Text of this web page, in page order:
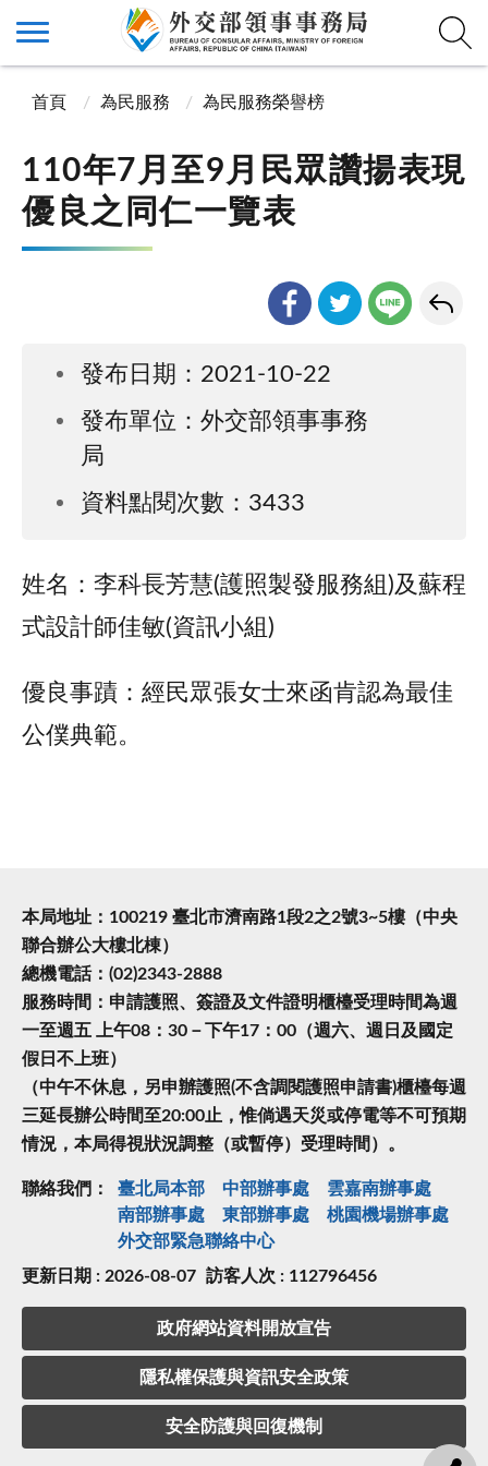
首頁 為民服務 為民服務榮譽榜
110年7月至9月民眾讚揚表現
優良之同仁一覽表
發布日期：2021-10-22
發布單位：外交部領事事務
局
資料點閱次數：3433
姓名：李科長芳慧(護照製發服務組)及蘇程
式設計師佳敏(資訊小組)
優良事蹟：經民眾張女士來函肯認為最佳
公僕典範。
本局地址：100219 臺北市濟南路1段2之2號3~5樓（中央
聯合辦公大樓北棟）
總機電話：(02)2343-2888
服務時間：申請護照、簽證及文件證明櫃檯受理時間為週
一至週五 上午08：30－下午17：00（週六、週日及國定
假日不上班）
（中午不休息，另申辦護照(不含調閱護照申請書)櫃檯每週
三延長辦公時間至20:00止，惟倘遇天災或停電等不可預期
情況，本局得視狀況調整（或暫停）受理時間）。
聯絡我們： 臺北局本部 中部辦事處
雲嘉南辦事處
南部辦事處
東部辦事處
桃園機場辦事處
外交部緊急聯絡中⼼
更新日期 : 2026-08-07 訪客人次 : 112796456
政府網站資料開放宣告
隱私權保護與資訊安全政策
安全防護與回復機制